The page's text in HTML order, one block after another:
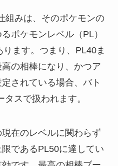
組みは、そのポケモンの
ポケモンレベル（PL）
ます。つまり、PL40ま
の相棒になり、かつア
されている場合、バト
スで扱われます。
在のレベルに関わらず
であるPL50に達してい